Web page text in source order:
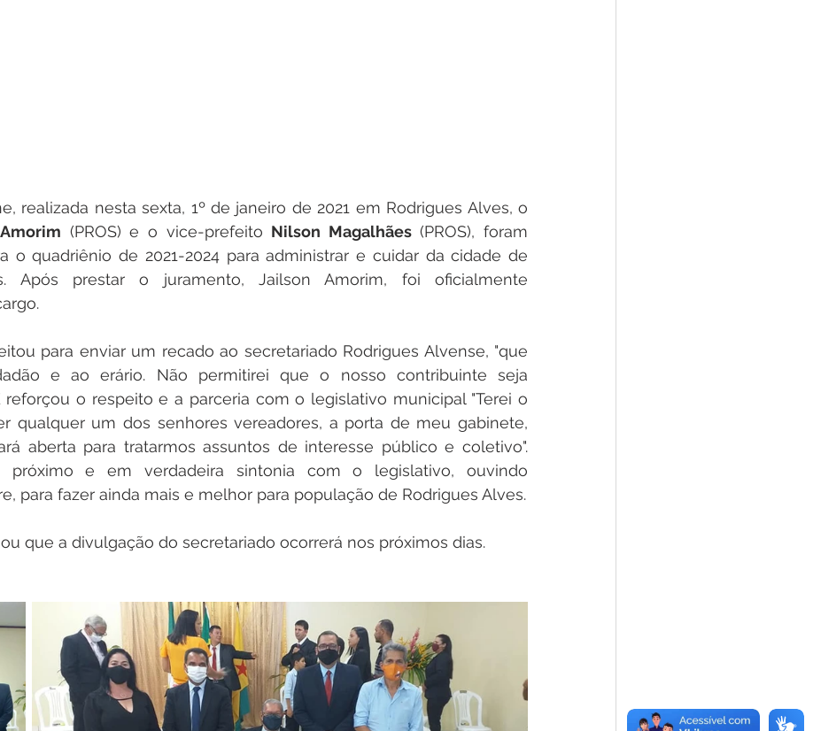
realizada nesta sexta, 1º de janeiro de 2021 em Rodrigues Alves, o
(PROS) e o vice-prefeito Nilson Magalhães (PROS), foram
o quadriênio de 2021-2024 para administrar e cuidar da cidade de
Após prestar o juramento, Jailson Amorim, foi oficialmente
para enviar um recado ao secretariado Rodrigues Alvense, "que
e ao erário. Não permitirei que o nosso contribuinte seja
reforçou o respeito e a parceria com o legislativo municipal "Terei o
qualquer um dos senhores vereadores, a porta de meu gabinete,
aberta para tratarmos assuntos de interesse público e coletivo".
próximo e em verdadeira sintonia com o legislativo, ouvindo
para fazer ainda mais e melhor para população de Rodrigues Alves.
que a divulgação do secretariado ocorrerá nos próximos dias.